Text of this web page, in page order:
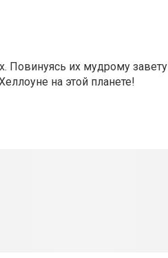
Повинуясь их мудрому завету
на этой планете!